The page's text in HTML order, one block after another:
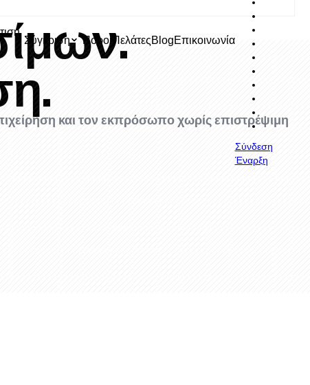
Σύγκριση Πόροι ΠελάτεςBlogΕπικοινωνία
Σύνδεση
Έναρξη
και τον εκπρόσωπο χωρίς επιστρέψιμη